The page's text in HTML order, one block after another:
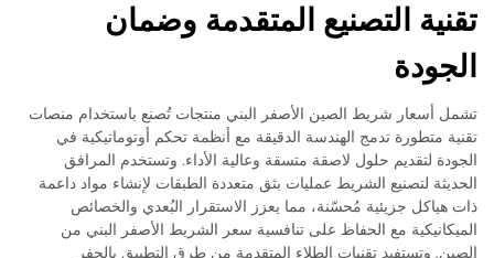
تقنية التصنيع المتقدمة وضمان
الجودة
تشمل أسعار شريط الصين الأصفر البني منتجات تُصنع باستخدام منصات
تقنية متطورة تدمج الهندسة الدقيقة مع أنظمة تحكم أوتوماتيكية في
الجودة لتقديم حلول لاصقة متسقة وعالية الأداء. وتستخدم المرافق
الحديثة لتصنيع الشريط عمليات بثق متعددة الطبقات لإنشاء مواد داعمة
ذات هياكل جزيئية مُحسّنة، مما يعزز الاستقرار البُعدي والخصائص
الميكانيكية مع الحفاظ على تنافسية سعر الشريط الأصفر البني من
الصين. وتستفيد تقنيات الطلاء المتقدمة من طرق التطبيق بالحفر